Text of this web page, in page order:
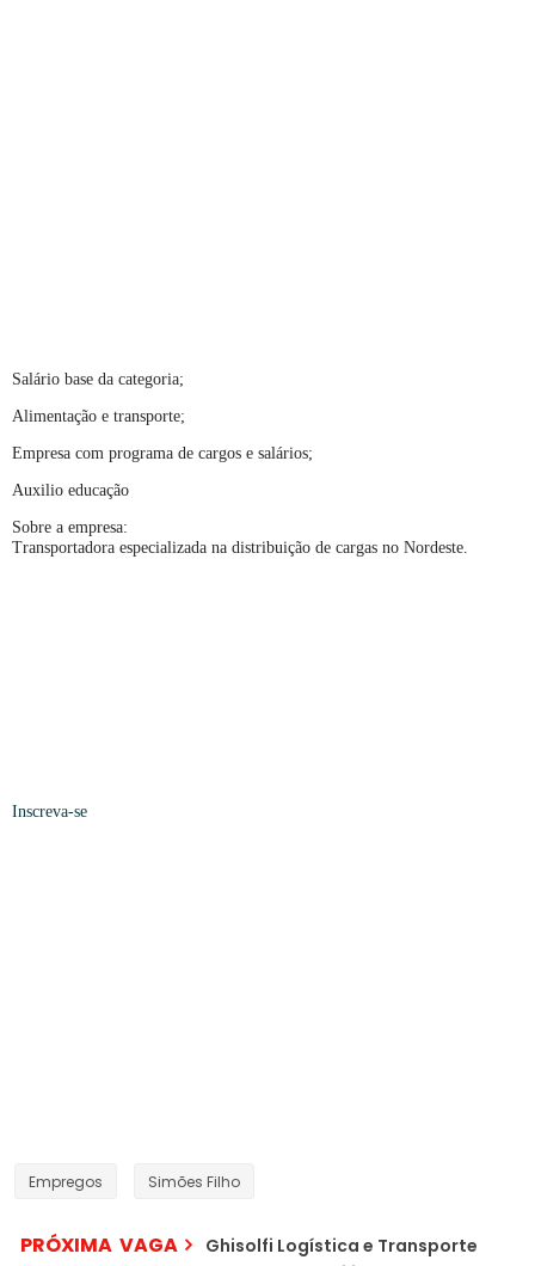
Salário base da categoria;
Alimentação e transporte;
Empresa com programa de cargos e salários;
Auxilio educação
Sobre a empresa:
Transportadora especializada na distribuição de cargas no Nordeste.
Inscreva-se
Empregos Simões Filho
PRÓXIMA VAGA
Ghisolfi Logística e Transporte